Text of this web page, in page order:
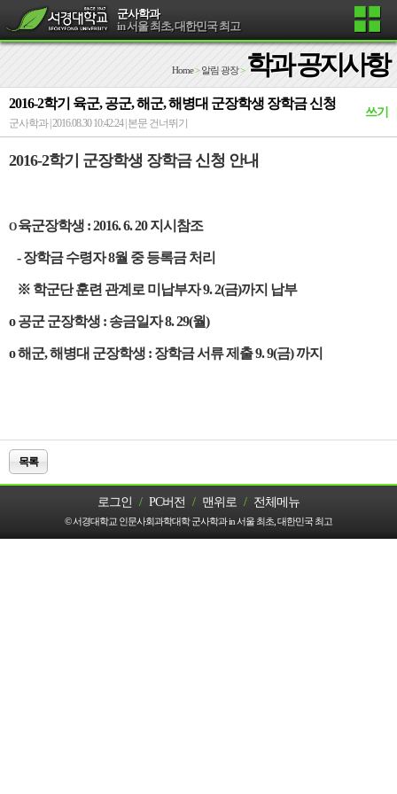
군사학과
in 서울 최초, 대한민국 최고
Home> 알림 광장> 학과 공지사항
2016-2학기 육군, 공군, 해군, 해병대 군장학생 장학금 신청
쓰기
군사학과 | 2016.08.30 10:42:24 | 본문 건너뛰기
2016-2학기 군장학생 장학금 신청 안내
O 육군장학생 : 2016. 6. 20 지시참조
- 장학금 수령자 8월 중 등록금 처리
※ 학군단 훈련 관계로 미납부자 9. 2(금)까지 납부
o 공군 군장학생 : 송금일자 8. 29(월)
o 해군, 해병대 군장학생 : 장학금 서류 제출 9. 9(금) 까지
목록
로그인 / PC버전 / 맨위로 / 전체메뉴
© 서경대학교 인문사회과학대학 군사학과 in 서울 최초, 대한민국 최고